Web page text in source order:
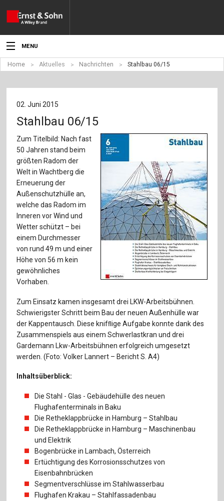
MENU
Aktuelles
Fachgebiete
Produkte
Werben
Service
Für Autor:innen
Verlag
Sprache / Language: DE Sprache / Language: EN
Home Aktuelles Nachrichten Stahlbau 06/15
02. Juni 2015
Stahlbau 06/15
Zum Titelbild: Nach fast
50 Jahren stand beim
größten Radom der
Welt in Wachtberg die
Erneuerung der
Außenschutzhülle an,
welche das Radom im
Inneren vor Wind und
Wetter schützt – bei
einem Durchmesser
von rund 49 m und einer
Höhe von 56 m kein
gewöhnliches
Vorhaben.
Zum Einsatz kamen insgesamt drei LKW-Arbeitsbühnen.
Schwierigster Schritt beim Bau der neuen Außenhülle war
der Kappentausch. Diese knifﬂige Aufgabe konnte dank des
Zusammenspiels aus einem Schwerlastkran und drei
Gardemann Lkw-Arbeitsbühnen erfolgreich umgesetzt
werden. (Foto: Volker Lannert – Bericht S. A4)
Inhaltsüberblick:
Die Stahl - Glas - Gebäudehülle des neuen
Flughafenterminals in Baku
Die Retheklappbrücke in Hamburg – Stahlbau
Die Retheklappbrücke in Hamburg – Maschinenbau
und Elektrik
Bogenbrücke in Lambach, Österreich
Ertüchtigung des Korrosionsschutzes von
Eisenbahnbrücken
Segmentverschlüsse im Stahlwasserbau
Flughafen Krakau – Stahlfassadenbau